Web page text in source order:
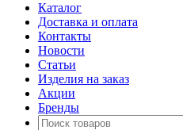
Каталог
Доставка и оплата
Контакты
Новости
Статьи
Изделия на заказ
Акции
Бренды